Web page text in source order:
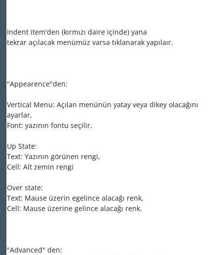
Indent item'den (kırmızı daire içinde) yana
tekrar açılacak menümüz varsa tıklanarak yapılaır.
"Appearence"den:
Vertical Menu: Açılan menünün yatay veya dikey olacağını
ayarlar,
Font: yazının fontu seçilir,
Up State:
Text: Yazının görünen rengi,
Cell: Alt zemin rengi
Over state:
Text: Mause üzerin egelince alacağı renk,
Cell: Mause üzerine gelince alacağı renk.
"Advanced" den: